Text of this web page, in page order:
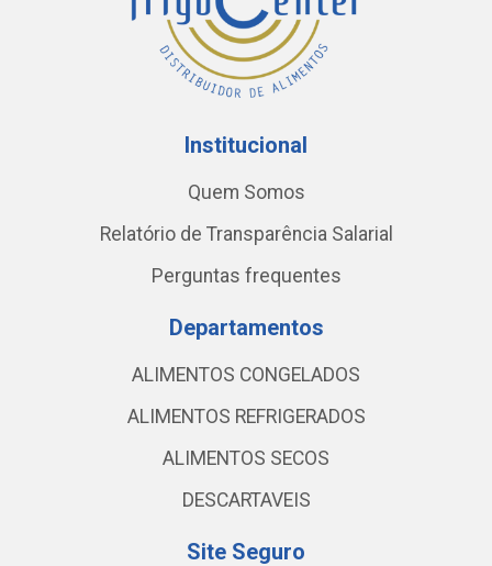
Institucional
Quem Somos
Relatório de Transparência Salarial
Perguntas frequentes
Departamentos
ALIMENTOS CONGELADOS
ALIMENTOS REFRIGERADOS
ALIMENTOS SECOS
DESCARTAVEIS
Site Seguro